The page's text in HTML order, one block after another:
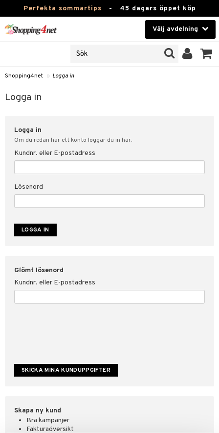
Perfekta sommartips - 45 dagars öppet köp
Välj avdelning
Kontaktlinser
Hälsokost
Fitness
Hem & Inredning
Leksaker, Barn & Baby
Varumärken
Shopping4net » Logga in
Logga in
Logga in
Om du redan har ett konto loggar du in här.
Kundnr. eller E-postadress
Lösenord
Glömt lösenord
Kundnr. eller E-postadress
Skapa ny kund
Bra kampanjer
Fakturaöversikt
svar
för Shopping4net